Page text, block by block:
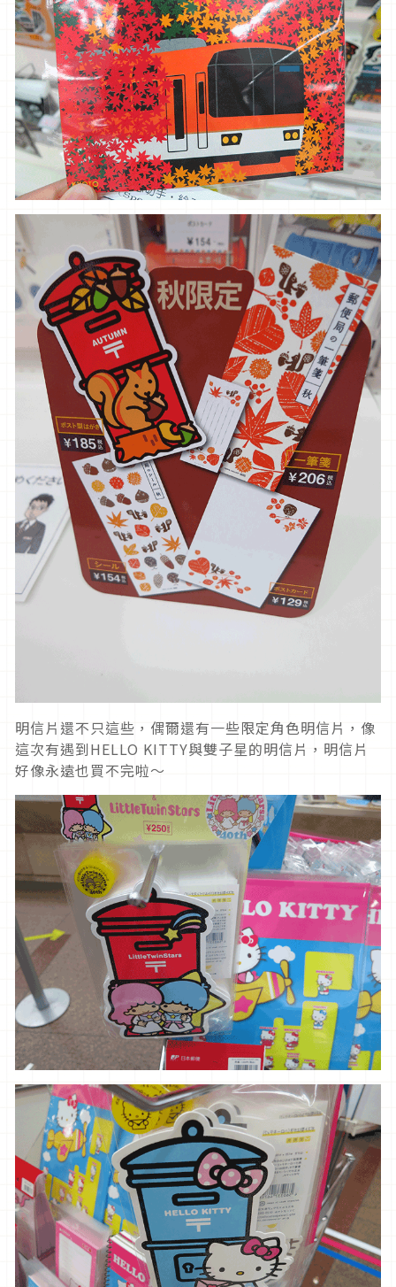
明信片還不只這些，偶爾還有一些限定角色明信片，像
這次有遇到HELLO KITTY與雙子星的明信片，明信片
好像永遠也買不完啦～